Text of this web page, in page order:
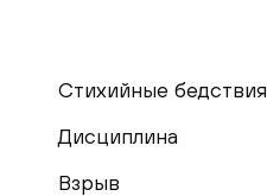
Стихийные бедствия
Дисциплина
Взрыв